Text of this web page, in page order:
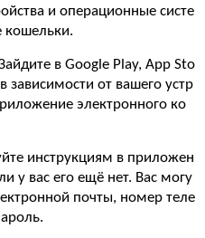
и операционные систе
кошельки.
в Google Play, App Sto
зависимости от вашего устр
электронного ко
инструкциям в приложен
у вас его ещё нет. Вас могу
почты, номер теле